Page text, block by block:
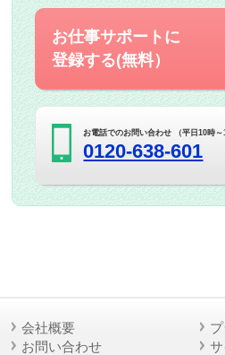
お仕事サポートに
登録する(無料）
お電話でのお問い合わせ （平日10時～
0120-638-601
会社概要
お問い合わせ